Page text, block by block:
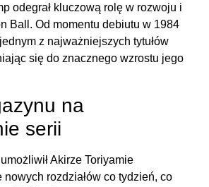
odegrał kluczową rolę w rozwoju i
Ball. Od momentu debiutu w 1984
z najważniejszych tytułów
się do znacznego wzrostu jego
na
serii
Akirze Toriyamie
nowych rozdziałów co tydzień, co